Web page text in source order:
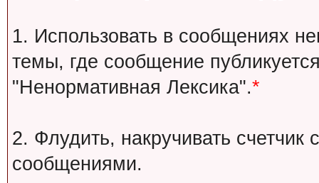
1. Использовать в сообщениях
темы, где сообщение
"Ненормативная Лексика".*
2. Флудить, накручивать
сообщениями.